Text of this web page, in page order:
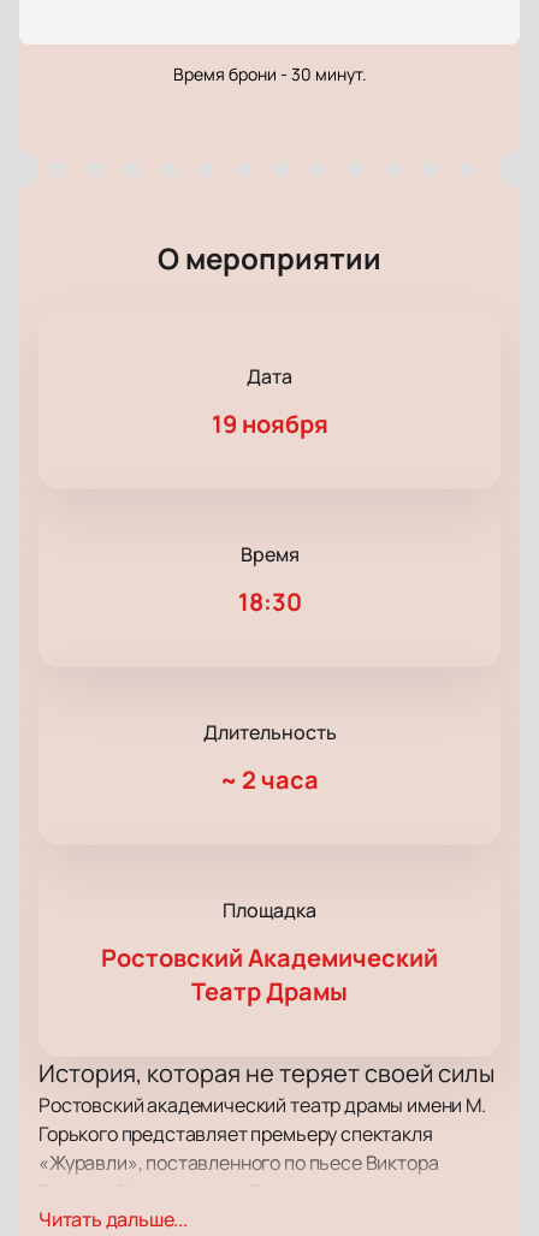
Время брони - 30 минут.
О мероприятии
Дата
19 ноября
Время
18:30
Длительность
~ 2 часа
Площадка
Ростовский Академический
Театр Драмы
История, которая не теряет своей силы
Ростовский академический театр драмы имени М.
Горького представляет премьеру спектакля
«Журавли», поставленного по пьесе Виктора
Геннадий Шапошников, возглавляющий
Читать дальше...